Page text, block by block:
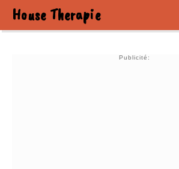
House Therapie
Publicité: